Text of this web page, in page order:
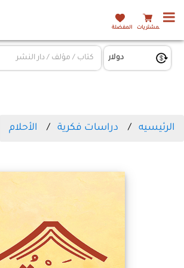
المشتريات المفضلة
الرئيسيه دراسات فكرية الأحلام